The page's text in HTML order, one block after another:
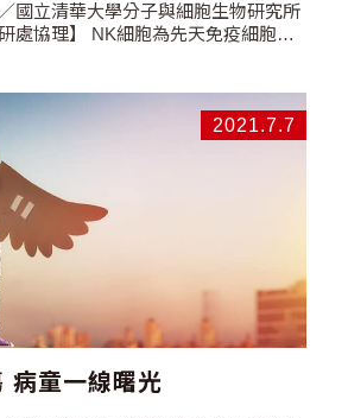
國立清華大學分子與細胞生物研究所
為先天免疫細胞
病童一線曙光
2021.7.7